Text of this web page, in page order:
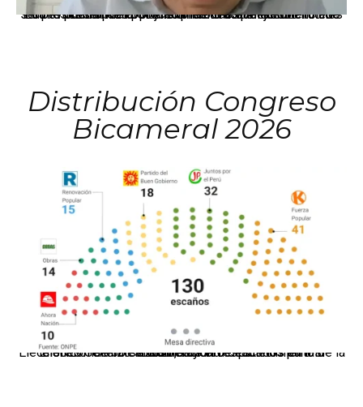
La presidenta Keiko Fujimori informó que la solicitud de indulto presentada por el expresidente Alejandro Toledo será evaluada por la Comisión de Gracias Presidenciales conforme al procedimiento establecido.
Distribución Congreso
Bicameral 2026
El JNE oficializó la distribución de escaños para la elección de 60 senadores y 130 diputados en las Elecciones Generales 2026, tras el restablecimiento de la Bicameralidad.